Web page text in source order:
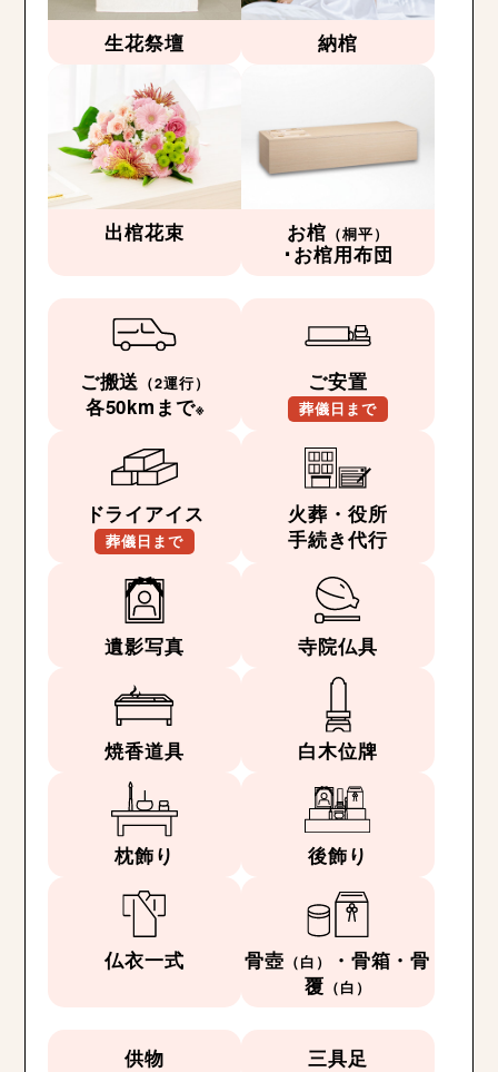
生花祭壇 納棺
出棺花束 お棺 （桐平）
･お棺用布団
ご搬送 （2運行）
各50kmまで※
ご安置
葬儀日まで
ドライアイス
葬儀日まで
火葬・役所
手続き代行
遺影写真 寺院仏具
焼香道具 白木位牌
枕飾り 後飾り
仏衣一式 骨壺 （白）
・骨箱・骨
覆 （白）
供物 三具足